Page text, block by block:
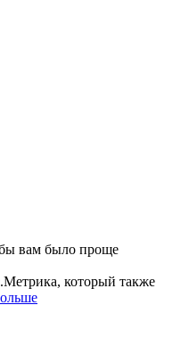
вам было проще
который также